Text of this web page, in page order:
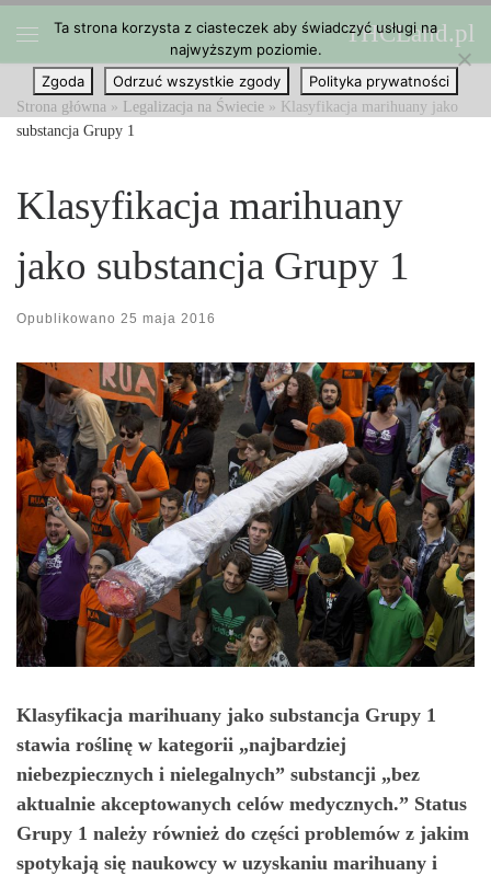
Przejdź do treści THCLand.pl
Strona główna » Legalizacja na Świecie » Klasyfikacja marihuany jako
substancja Grupy 1
Klasyfikacja marihuany
jako substancja Grupy 1
Opublikowano 25 maja 2016
Klasyfikacja marihuany jako substancja Grupy 1
stawia roślinę w kategorii „najbardziej
niebezpiecznych i nielegalnych” substancji „bez
aktualnie akceptowanych celów medycznych.” Status
Grupy 1 należy również do części problemów z jakim
spotykają się naukowcy w uzyskaniu marihuany i
Ta strona korzysta z ciasteczek aby świadczyć usługi na
najwyższym poziomie.
Zgoda
Odrzuć wszystkie zgody Polityka prywatności